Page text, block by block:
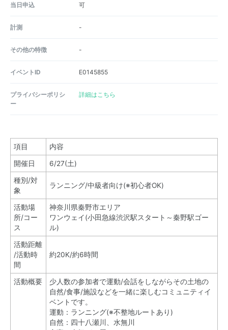
当日申込 可
計測 -
その他の特徴 -
イベントID E0145855
プライバシーポリシ
ー
詳細はこちら
項目 内容
開催日 6/27(土)
種別/対
象
ランニング/中級者向け(※初心者OK)
活動場
所/コー
ス
神奈川県秦野市エリア
ワンウェイ(小田急線渋沢駅スタート～秦野駅ゴー
ル)
活動距離
/活動時
間
約20K/約6時間
活動概要
少人数の参加者で運動/会話をしながらその土地の
自然/食事/施設などを一緒に楽しむコミュニティイ
ベントです。
運動：ランニング(※不整地ルートあり)
自然：四十八瀬川、水無川